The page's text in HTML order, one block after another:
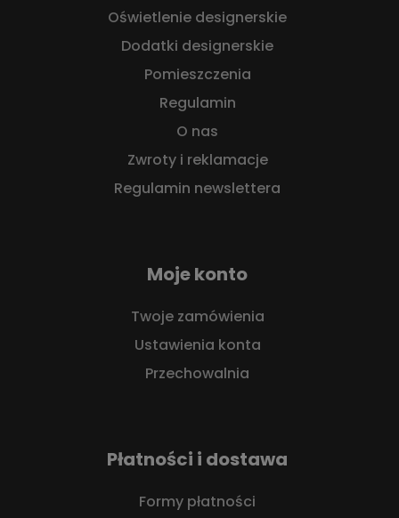
Oświetlenie designerskie
Dodatki designerskie
Pomieszczenia
Regulamin
O nas
Zwroty i reklamacje
Regulamin newslettera
Moje konto
Twoje zamówienia
Ustawienia konta
Przechowalnia
Płatności i dostawa
Formy płatności